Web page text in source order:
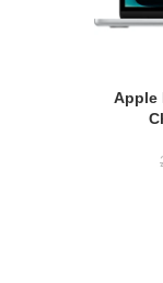
Apple